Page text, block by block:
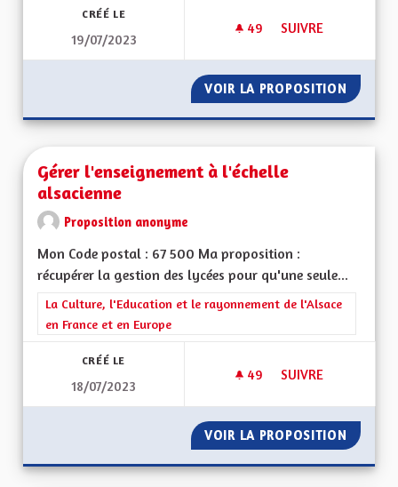
CRÉÉ LE
19/07/2023
49 49 ABONNÉS
SUIVRE
VOIR LA PROPOSITION UNE
Gérer l'enseignement à l'échelle
alsacienne
Proposition anonyme
Mon Code postal : 67 500 Ma proposition :
récupérer la gestion des lycées pour qu'une seule...
Filtrer les résultats de la catégorie : La Culture, l'Education et
La Culture, l'Education et le rayonnement de l'Alsace
en France et en Europe
CRÉÉ LE
18/07/2023
49 49 ABONNÉS
SUIVRE
VOIR LA PROPOSITION